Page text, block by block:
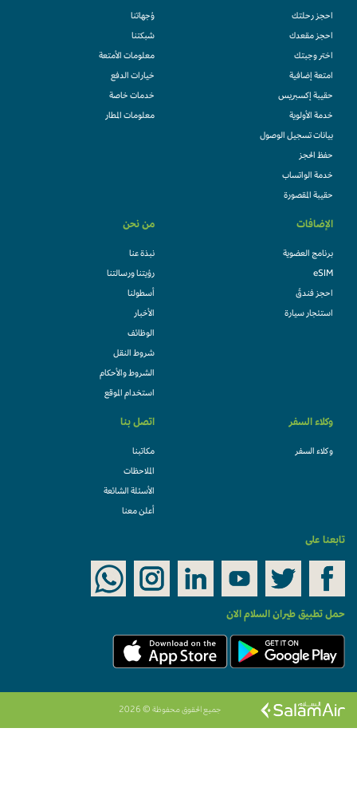
احجز رحلتك
احجز مقعدك
اختر وجبتك
امتعة إضافية
حقيبة إكسبريس
خدمة الأولوية
بيانات تسجيل الوصول
حفظ الحجز
خدمة الواتساب
حقيبة المقصورة
وُجهاتنا
شبكتنا
معلومات الأمتعة
خيارات الدفع
خدمات خاصة
معلومات المطار
الإضافات
برنامج العضوية
eSIM
احجز فندقً
استئجار سيارة
من نحن
نبذة عنا
رؤيتنا ورسالتنا
أسطولنا
الأخبار
الوظائف
شروط النقل
الشروط والأحكام
استخدام الموقع
وكلاء السفر
وكلاء السفر
اتصل بنا
مكاتبنا
الملاحظات
الأسئلة الشائعة
أعلن معنا
تابعنا على
حمل تطبيق طيران السلام الان
جميع الحقوق محفوظة © 2026